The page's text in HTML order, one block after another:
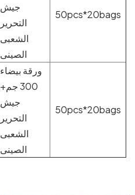
جيش
التحرير
الشعبى
الصينى
50pcs*20bags
ورقة بيضاء
300 جم+
جيش
التحرير
الشعبى
الصينى
50pcs*20bags